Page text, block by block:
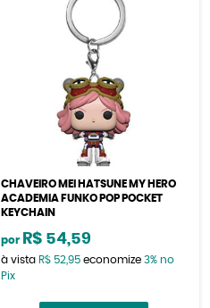
CHAVEIRO MEI HATSUNE MY HERO
ACADEMIA FUNKO POP POCKET
KEYCHAIN
por R$ 54,59
à vista R$ 52,95 economize3% no
Pix